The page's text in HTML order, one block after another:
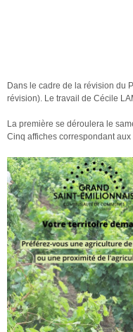
Dans le cadre de la révision du
révision). Le travail de Cécile
La première se déroulera le
Cinq affiches correspondant